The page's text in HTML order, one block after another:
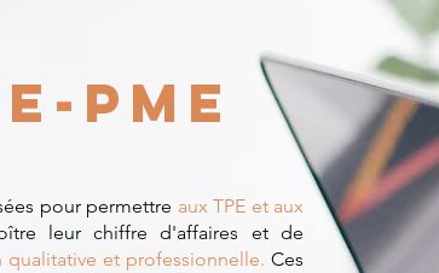
PME
pour permettre aux TPE et aux
leur chiffre d'affaires et de
et professionnelle. Ces